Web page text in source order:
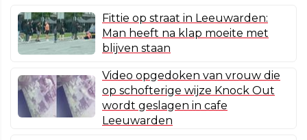
Fittie op straat in Leeuwarden:
Man heeft na klap moeite met
blijven staan
Video opgedoken van vrouw die
op schofterige wijze Knock Out
wordt geslagen in cafe
Leeuwarden